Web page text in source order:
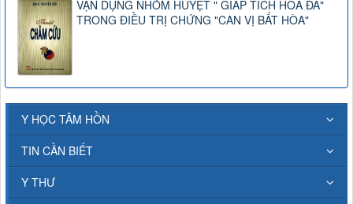
VẬN DỤNG NHÓM HUYỆT " GIÁP TÍCH HOA ĐÀ"
TRONG ĐIỀU TRỊ CHỨNG "CAN VỊ BẤT HÒA"
Y HỌC TÂM HỒN
TIN CẦN BIẾT
Y THƯ